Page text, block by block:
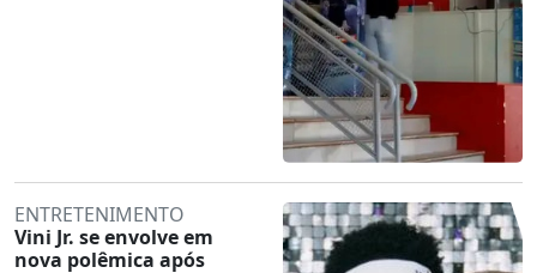
ENTRETENIMENTO
Vini Jr. se envolve em
nova polêmica após